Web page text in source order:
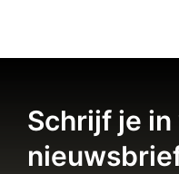
Schrijf je